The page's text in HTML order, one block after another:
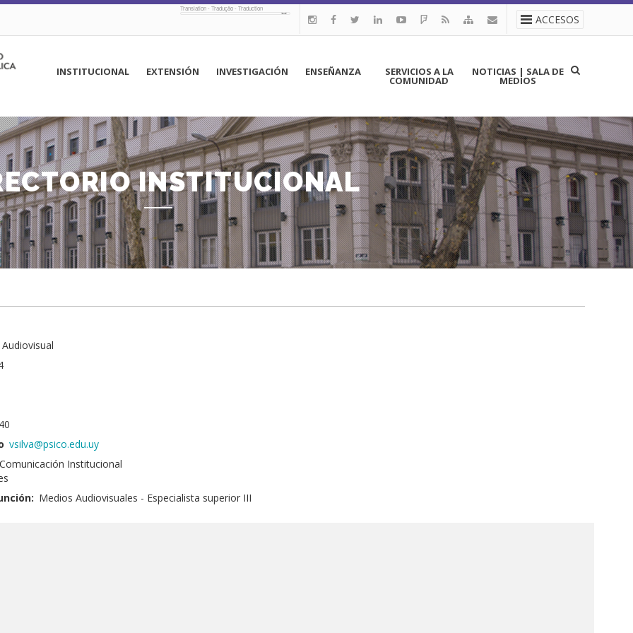
ACCESOS
Translation - Tradução - Traduction
principal
INSTITUCIONAL EXTENSIÓN INVESTIGACIÓN ENSEÑANZA SERVICIOS A LA
COMUNIDAD
NOTICIAS | SALA DE
MEDIOS
INSTITUCIONAL
40
vsilva@psico.edu.uy
Institucional
Medios Audiovisuales - Especialista superior III